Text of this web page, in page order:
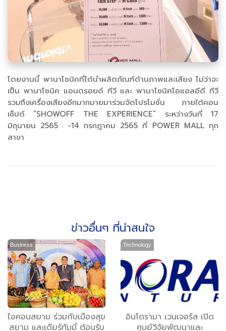
โดยงานนี้ พานาโซนิคที่ได้นำผลิตภัณฑ์ด้านภาพและเสียง ไม่ว่าจะ
เป็น พานาโซนิค แอนดรอยด์ ทีวี และ พานาโซนิคโอแอลอีดี ทีวี
รวมถึงเครื่องเสียงอีกมากมายมาร่วมจัดโปรโมชั่น ภายใต้คอน
เซ็ปต์ “SHOWOFF THE EXPERIENCE” ระหว่างวันที่ 17
มิถุนายน 2565 -14 กรกฏาคม 2565 ที่ POWER MALL ทุก
สาขา
ข่าวอื่นๆ ที่น่าสนใจ
Business
ไอคอนสยาม ร่วมกับเมืองสุข
สยาม และเดียร์ทัมมี่ ต้อนรับ
Technology
อินโดรามา เวนเจอร์ส เปิด
ศูนย์วิจัยพัฒนาและ